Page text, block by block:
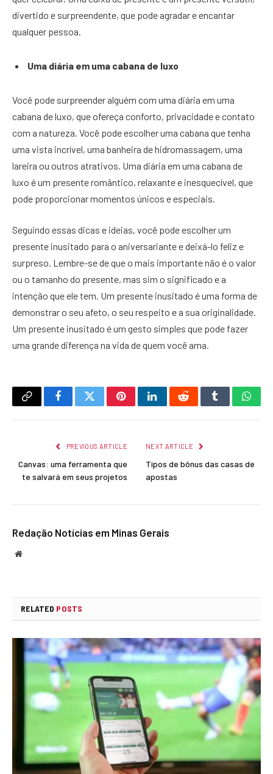
divertido e surpreendente, que pode agradar e encantar
qualquer pessoa.
Uma diária em uma cabana de luxo
Você pode surpreender alguém com uma diária em uma
cabana de luxo, que ofereça conforto, privacidade e contato
com a natureza. Você pode escolher uma cabana que tenha
uma vista incrível, uma banheira de hidromassagem, uma
lareira ou outros atrativos. Uma diária em uma cabana de
luxo é um presente romântico, relaxante e inesquecível, que
pode proporcionar momentos únicos e especiais.
Seguindo essas dicas e ideias, você pode escolher um
presente inusitado para o aniversariante e deixá-lo feliz e
surpreso. Lembre-se de que o mais importante não é o valor
ou o tamanho do presente, mas sim o significado e a
intenção que ele tem. Um presente inusitado é uma forma de
demonstrar o seu afeto, o seu respeito e a sua originalidade.
Um presente inusitado é um gesto simples que pode fazer
uma grande diferença na vida de quem você ama.
Copy
FacebookTwitterPinterestLinkedInRedditTumblr
PREVIOUS ARTICLE
Canvas: uma ferramenta que
te salvará em seus projetos
NEXT ARTICLE
Tipos de bônus das casas de
apostas
Redação Notícias em Minas Gerais
Website
RELATED POSTS